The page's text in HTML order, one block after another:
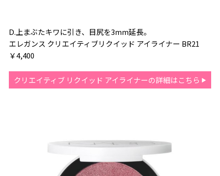
D.上まぶたキワに引き、目尻を3mm延長。
エレガンス クリエイティブリクイッド アイライナー BR21
￥4,400
クリエイティブ リクイッド アイライナーの詳細はこちら